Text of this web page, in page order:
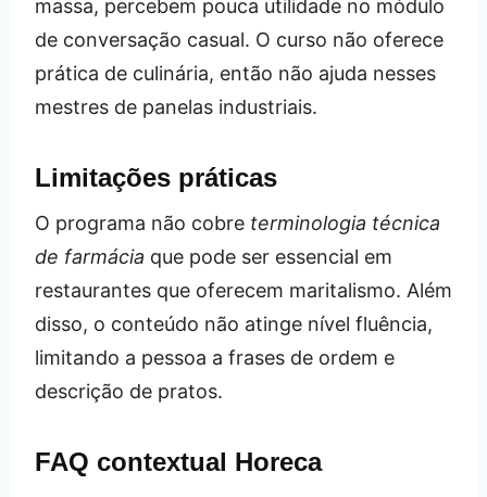
massa, percebem pouca utilidade no módulo
de conversação casual. O curso não oferece
prática de culinária, então não ajuda nesses
mestres de panelas industriais.
Limitações práticas
O programa não cobre terminologia técnica
de farmácia que pode ser essencial em
restaurantes que oferecem maritalismo. Além
disso, o conteúdo não atinge nível fluência,
limitando a pessoa a frases de ordem e
descrição de pratos.
FAQ contextual Horeca